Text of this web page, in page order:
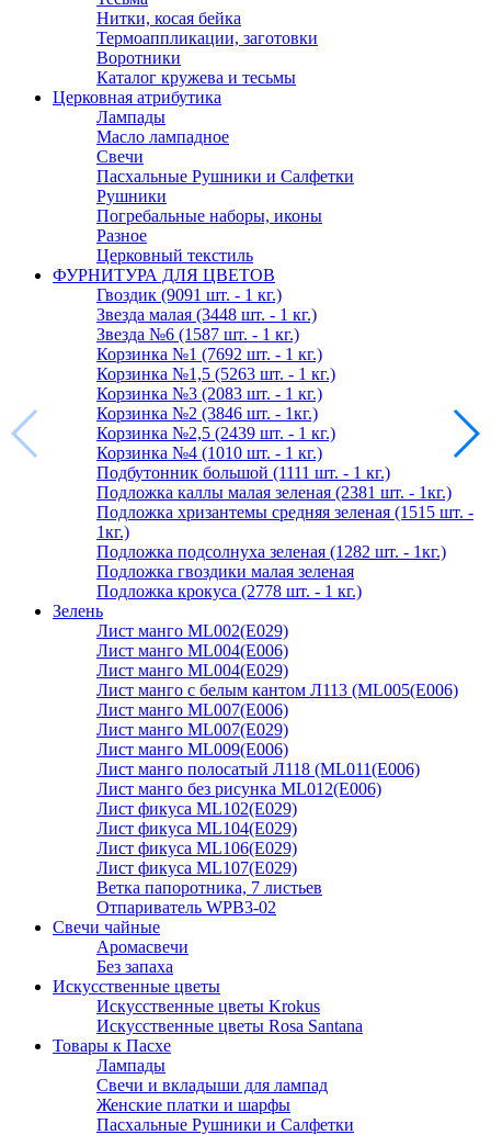
Нитки, косая бейка
Термоаппликации, заготовки
Воротники
Каталог кружева и тесьмы
Церковная атрибутика
Лампады
Масло лампадное
Свечи
Пасхальные Рушники и Салфетки
Рушники
Погребальные наборы, иконы
Разное
Церковный текстиль
ФУРНИТУРА ДЛЯ ЦВЕТОВ
Гвоздик (9091 шт. - 1 кг.)
Звезда малая (3448 шт. - 1 кг.)
Звезда №6 (1587 шт. - 1 кг.)
Корзинка №1 (7692 шт. - 1 кг.)
Корзинка №1,5 (5263 шт. - 1 кг.)
Корзинка №3 (2083 шт. - 1 кг.)
Корзинка №2 (3846 шт. - 1кг.)
Корзинка №2,5 (2439 шт. - 1 кг.)
Корзинка №4 (1010 шт. - 1 кг.)
Подбутонник большой (1111 шт. - 1 кг.)
Подложка каллы малая зеленая (2381 шт. - 1кг.)
Подложка хризантемы средняя зеленая (1515 шт. -
1кг.)
Подложка подсолнуха зеленая (1282 шт. - 1кг.)
Подложка гвоздики малая зеленая
Подложка крокуса (2778 шт. - 1 кг.)
Зелень
Лист манго ML002(E029)
Лист манго ML004(E006)
Лист манго ML004(E029)
Лист манго с белым кантом Л113 (ML005(E006)
Лист манго ML007(E006)
Лист манго ML007(E029)
Лист манго ML009(E006)
Лист манго полосатый Л118 (ML011(E006)
Лист манго без рисунка ML012(E006)
Лист фикуса ML102(E029)
Лист фикуса ML104(E029)
Лист фикуса ML106(E029)
Лист фикуса ML107(E029)
Ветка папоротника, 7 листьев
Отпариватель WPB3-02
Свечи чайные
Аромасвечи
Без запаха
Искусственные цветы
Искусственные цветы Krokus
Искусственные цветы Rosa Santana
Товары к Пасхе
Лампады
Свечи и вкладыши для лампад
Женские платки и шарфы
Пасхальные Рушники и Салфетки